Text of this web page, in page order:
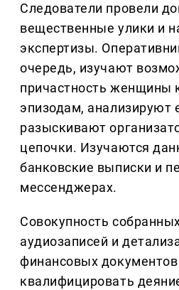
Следователи провели
вещественные улики и
экспертизы.
очередь, изучают
причастность женщины
эпизодам, анализируют
разыскивают
цепочки. Изучаются
банковские выписки и
мессенджерах.
Совокупность
аудиозаписей и
финансовых
квалифицировать